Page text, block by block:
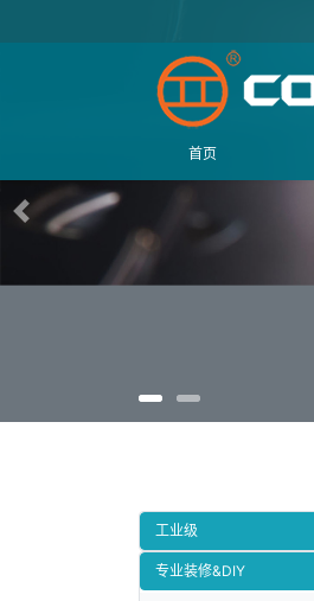
首页
上一页
工业级
专业装修&DIY